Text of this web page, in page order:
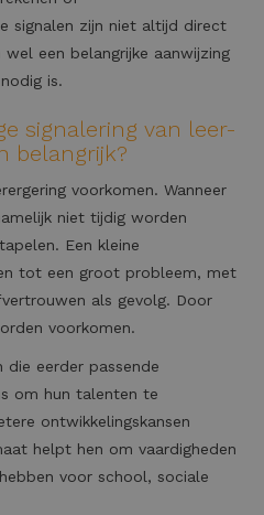
signalen zijn niet altijd direct
een belangrijke aanwijzing
is.
signalering van leer-
belangrijk?
voorkomen. Wanneer
niet tijdig worden
Een kleine
tot een groot probleem, met
als gevolg. Door
voorkomen.
die eerder passende
om hun talenten te
ontwikkelingskansen
helpt hen om vaardigheden
voor school, sociale